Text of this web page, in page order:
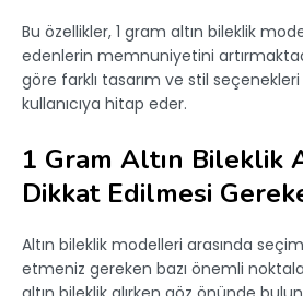
Bu özellikler, 1 gram altın bileklik
edenlerin memnuniyetini
göre farklı tasarım ve stil
kullanıcıya hitap eder.
1 Gram Altın Bileklik
Dikkat Edilmesi
Altın bileklik modelleri arasında
etmeniz gereken bazı önemli